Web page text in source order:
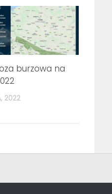
burzowa na
2022